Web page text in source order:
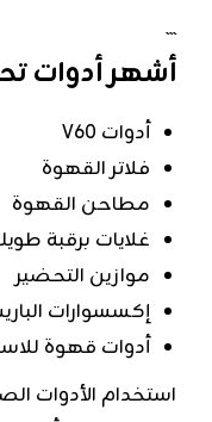
أشهر أدوات
أدوات V60
فلاتر القهوة
مطاحن القهوة
غلايات برقبة طويلة
موازين التحضير
إكسسوارات الباريستا
أدوات قهوة
استخدام الأدوات